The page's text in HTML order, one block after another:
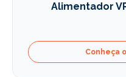
Alimentador
Conheça